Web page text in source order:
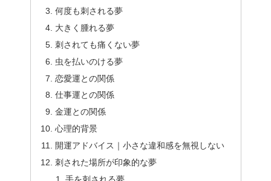
何度も刺される夢
大きく腫れる夢
刺されても痛くない夢
虫を払いのける夢
恋愛運との関係
仕事運との関係
金運との関係
心理的背景
開運アドバイス｜小さな違和感を無視しない
刺された場所が印象的な夢